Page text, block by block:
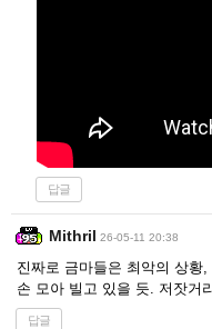
답글
Mithril 26-05-11 20:38
진짜로 금마들은 최악의 상황
손 모아 빌고 있을 듯. 저잣거
답글